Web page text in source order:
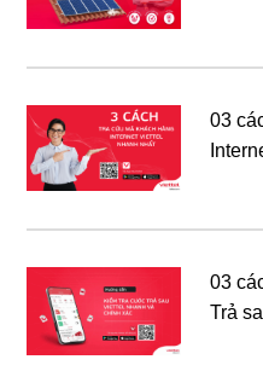
03
03
Trả